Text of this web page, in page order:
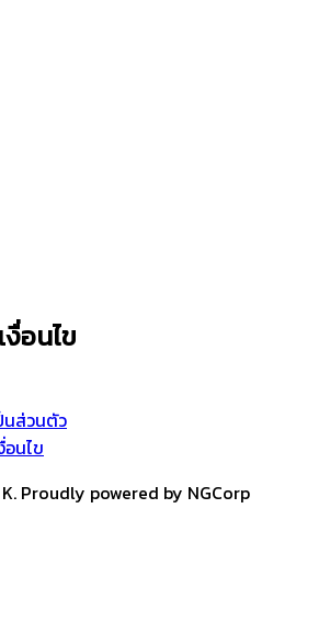
อนไข
นส่วนตัว
นไข
Proudly powered by NGCorp